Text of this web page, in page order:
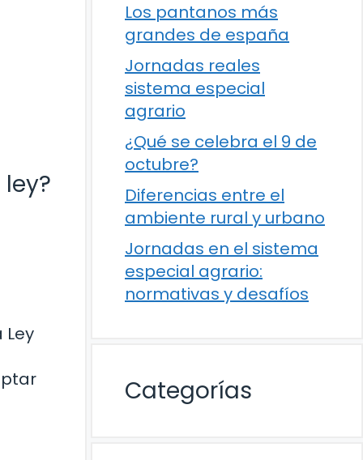
Los pantanos más
grandes de españa
Jornadas reales
sistema especial
agrario
¿Qué se celebra el 9 de
octubre?
Diferencias entre el
ambiente rural y urbano
Jornadas en el sistema
especial agrario:
normativas y desafíos
Categorías